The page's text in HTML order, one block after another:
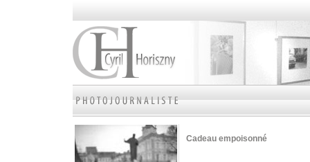
Cadeau empoisonné